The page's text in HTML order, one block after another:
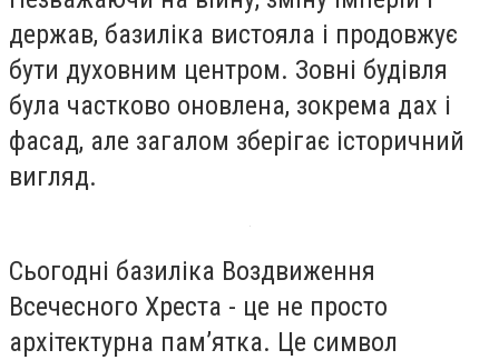
держав, базиліка вистояла і продовжує
бути духовним центром. Зовні будівля
була частково оновлена, зокрема дах і
фасад, але загалом зберігає історичний
вигляд.
Сьогодні базиліка Воздвиження
Всечесного Хреста - це не просто
архітектурна пам’ятка. Це символ